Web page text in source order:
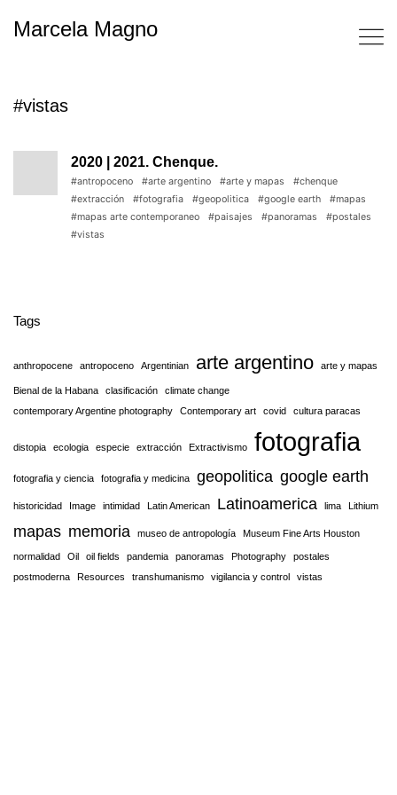
Marcela Magno
#vistas
2020 | 2021. Chenque.
#antropoceno #arte argentino #arte y mapas
#chenque
#extracción
#fotografia #geopolitica #google earth
#mapas
#mapas arte contemporaneo
#paisajes #panoramas
#postales
#vistas
Tags
anthropocene antropoceno Argentinian arte argentino arte y mapas
Bienal de la Habana clasificación
climate change
contemporary Argentine photography
Contemporary art covid cultura paracas
distopia ecologia especie extracción Extractivismo fotografia
fotografia y ciencia fotografia y medicina geopolitica google earth
historicidad Image intimidad Latin American Latinoamerica lima Lithium
mapas memoria museo de antropología Museum Fine Arts Houston
normalidad Oil oil fields pandemia panoramas Photography
postales
postmoderna
Resources transhumanismo vigilancia y control vistas